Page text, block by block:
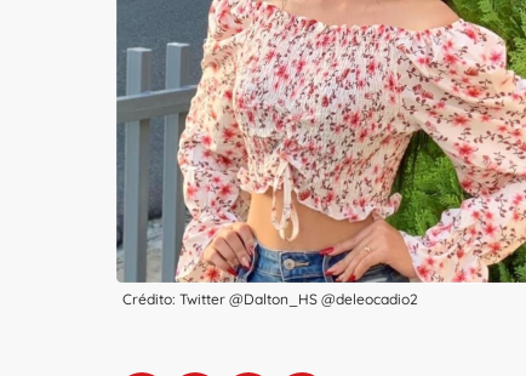
Crédito: Twitter @Dalton_HS @deleocadio2